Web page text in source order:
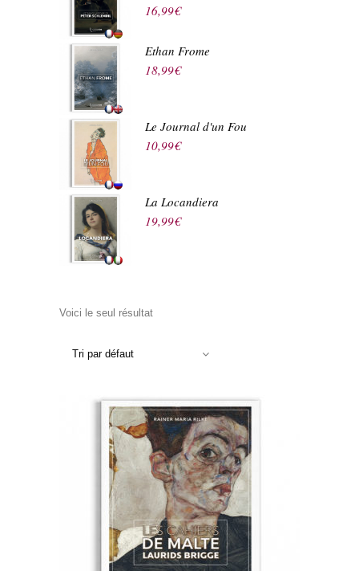
16,99€
Ethan Frome
18,99€
Le Journal d'un Fou
10,99€
La Locandiera
19,99€
Voici le seul résultat
Tri par défaut